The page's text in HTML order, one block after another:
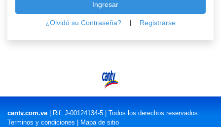
Ingresar
¿Olvidó su Contraseña? Registrarse
cantv.com.ve | Rif: J-00124134-5 | Todos los derechos reservados.
Terminos y condiciones
Mapa de sitio